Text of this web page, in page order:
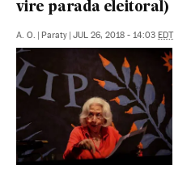
vire parada eleitoral)
A. O. | Paraty | JUL 26, 2018 - 14:03 EDT